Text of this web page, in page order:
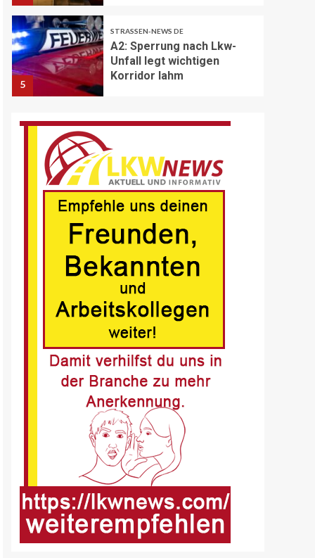
5
STRASSEN-NEWS DE
A2: Sperrung nach Lkw-
Unfall legt wichtigen
Korridor lahm
BRANCHEN-NEWS (DE)
Deutschen
Nachhaltigkeitspreis
BRANCHEN-NEWS (DE)
MAN Engines präsentiert
nächste Generation der
bewährten Baureihe MAN
E32
BLAULICHT DE
Schwerverletzter
Fussgänger nach Unfall in
Buer
BLAULICHT DE
Offenburg, A5 – Zwei
Unfälle legen
Berufsverkehr lahm
FUHRPARK-UNTERNEHMENS-NEWS
DE
Sattelauflieger im
Kundeneinsatz beim Bau
mobiler Strassen